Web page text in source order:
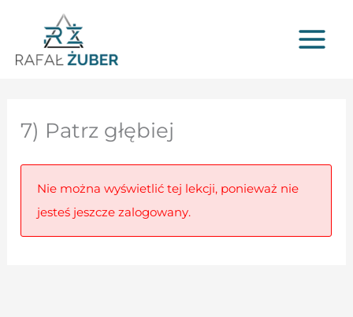
treści
7) Patrz głębiej
Nie można wyświetlić tej lekcji, ponieważ nie
jesteś jeszcze zalogowany.